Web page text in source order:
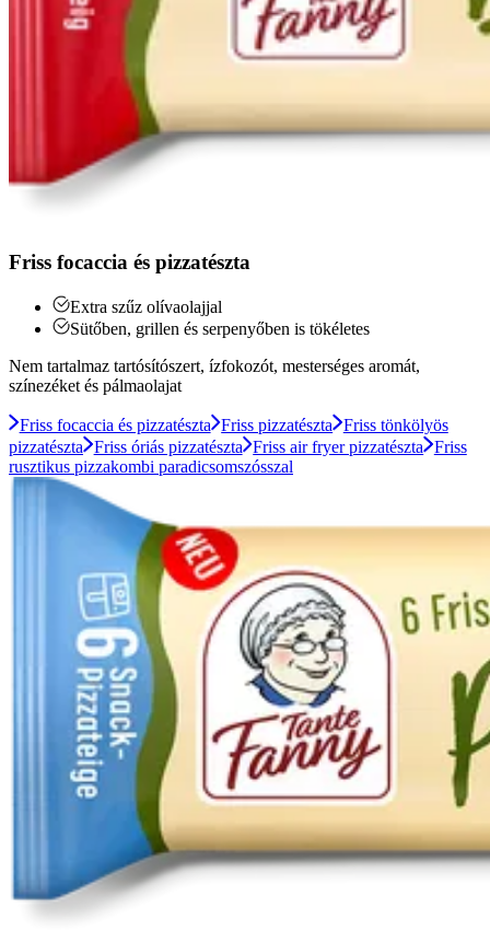
Friss focaccia és pizzatészta
Extra szűz olívaolajjal
Sütőben, grillen és serpenyőben is tökéletes
Nem tartalmaz tartósítószert, ízfokozót, mesterséges aromát,
színezéket és pálmaolajat
Friss focaccia és pizzatészta Friss pizzatészta Friss tönkölyös
pizzatészta
Friss óriás pizzatészta Friss air fryer pizzatészta Friss
rusztikus pizzakombi paradicsomszósszal